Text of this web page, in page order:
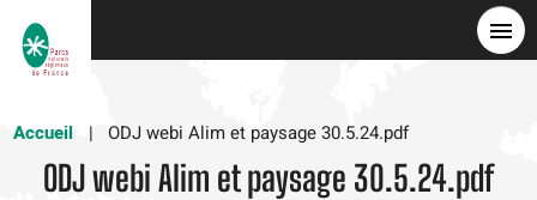
Accueil
ODJ webi Alim et paysage 30.5.24.pdf
ODJ webi Alim et paysage 30.5.24.pdf